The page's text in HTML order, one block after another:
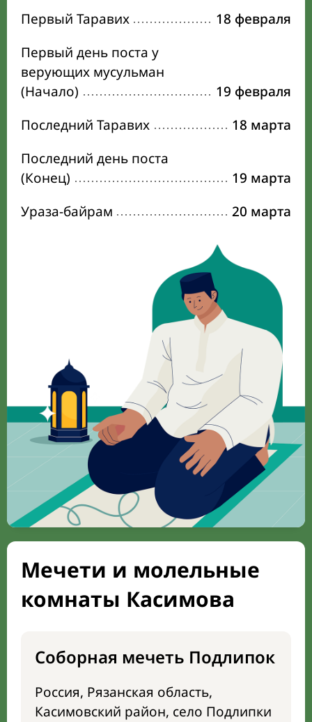
Первый Таравих
18 февраля
Первый день поста у
верующих мусульман
(Начало)
19 февраля
Последний Таравих
18 марта
Последний день поста
(Конец)
19 марта
Ураза-байрам
20 марта
Мечети и молельные
комнаты Касимова
Соборная мечеть Подлипок
Россия, Рязанская область,
Касимовский район, село Подлипки